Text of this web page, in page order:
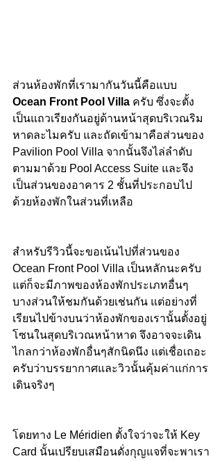
ส่วนห้องพักที่เรามากันวันนี้คือแบบ
Ocean Front Pool Villa ครับ ซึ่งจะตั้ง
เป็นแถวเรียงกันอยู่ด้านหน้าสุดบริเวณริม
หาดละไมครับ และถัดเข้ามาคือส่วนของ
Pavilion Pool Villa จากนั้นจึงไล่ลำดับ
ตามมาด้วย Pool Access Suite และจึง
เป็นส่วนของอาคาร 2 ชั้นที่ประกอบไป
ด้วยห้องพักในส่วนที่เหลือ
สำหรับรีวิวนี้จะขอเน้นไปที่ส่วนของ
Ocean Front Pool Villa เป็นหลักนะครับ
แต่ก็จะมีภาพของห้องพักประเภทอื่นๆ
บางส่วนให้ชมกันด้วยเช่นกัน แต่อย่างที่
เรียนไปข้างบนว่าห้องพักของเรานั้นตั้งอยู่
โซนในสุดบริเวณหน้าหาด จึงอาจจะเดิน
ไกลกว่าห้องพักอื่นๆสักนิดนึง แต่เชื่อเถอะ
ครับว่าบรรยากาศและวิวนั้นคุ้มค่าแก่การ
เดินจริงๆ
โดยทาง Le Méridien ตั้งใจว่าจะให้ Key
Card นั้นเปรียบเสมือนดั่งกุญแจที่จะพาเรา